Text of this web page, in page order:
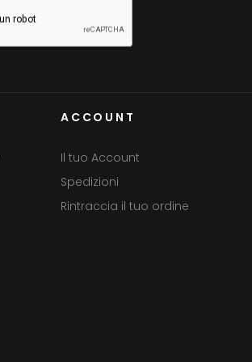
ACCOUNT
Il tuo Account
Spedizioni
Rintraccia il tuo ordine